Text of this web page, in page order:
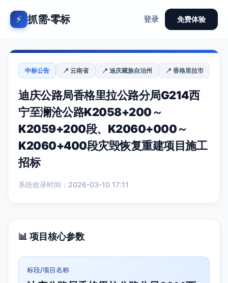
⚡ 抓需·零标 登录 免费体验
中标公告 📍 云南省 📍 迪庆藏族自治州 📍 香格里拉市
迪庆公路局香格里拉公路分局G214西
宁至澜沧公路K2058+200～
K2059+200段、K2060+000～
K2060+400段灾毁恢复重建项目施工
招标
系统收录时间：2026-03-10 17:11
📊 项目核心参数
标段/项目名称